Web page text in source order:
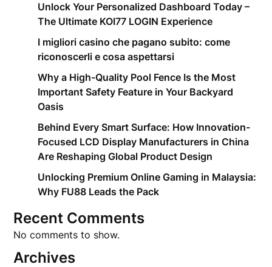
Unlock Your Personalized Dashboard Today –
The Ultimate KOI77 LOGIN Experience
I migliori casino che pagano subito: come
riconoscerli e cosa aspettarsi
Why a High-Quality Pool Fence Is the Most
Important Safety Feature in Your Backyard
Oasis
Behind Every Smart Surface: How Innovation-
Focused LCD Display Manufacturers in China
Are Reshaping Global Product Design
Unlocking Premium Online Gaming in Malaysia:
Why FU88 Leads the Pack
Recent Comments
No comments to show.
Archives